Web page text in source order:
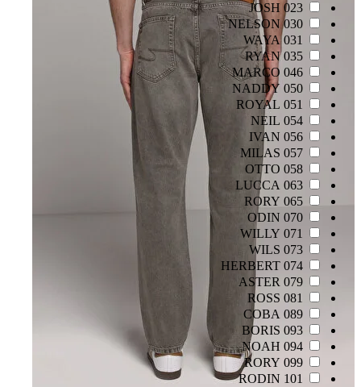
023 JOSH
030 NELSON
031 WAYA
035 RYAN
046 MARCO
050 NADDY
051 ROYAL
054 NEIL
056 IVAN
057 MILAS
058 OTTO
063 LUCCA
065 RORY
070 ODIN
071 WILLY
073 WILS
074 HERBERT
079 ASTER
081 ROSS
089 COBA
093 BORIS
094 NOAH
099 RORY
101 RODIN